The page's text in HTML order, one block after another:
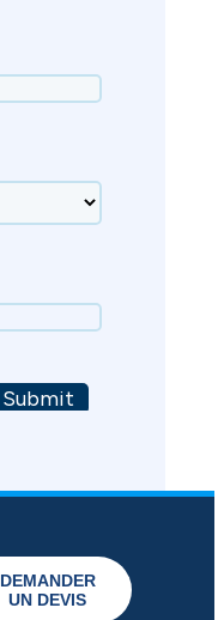
DEMANDER
UN DEVIS